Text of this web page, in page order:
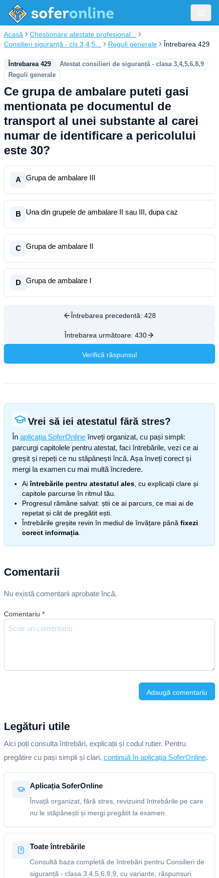
Acasă
Chestionare atestate profesional...
Consilieri siguranță - cls 3,4,5...
Reguli generale Întrebarea 429
Întrebarea 429
Atestat consilieri de siguranță - clasa 3,4,5,6,8,9
Reguli generale
Ce grupa de ambalare puteti gasi
mentionata pe documentul de
transport al unei substante al carei
numar de identificare a pericolului
este 30?
A Grupa de ambalare III
B Una din grupele de ambalare II sau III, dupa caz
C Grupa de ambalare II
D Grupa de ambalare I
Întrebarea precedentă: 428
Întrebarea următoare: 430
Verifică răspunsul
Vrei să iei atestatul fără stres?
În aplicația SoferOnline înveți organizat, cu pași simpli:
parcurgi capitolele pentru atestat, faci întrebările, vezi ce ai
greșit și repeți ce nu stăpânești încă. Așa înveți corect și
mergi la examen cu mai multă încredere.
Aiîntrebările pentru atestatul ales , cu explicații clare și
capitole parcurse în ritmul tău.
Progresul rămâne salvat: știi ce ai parcurs, ce mai ai de
repetat și cât de pregătit ești.
Întrebările greșite revin în mediul de învățare până fixezi
corect informația
Comentarii
Nu există comentarii aprobate încă.
Comentariu *
Adaugă comentariu
Legături utile
Aici poți consulta întrebări, explicații și codul rutier. Pentru
pregătire cu pași simpli și clari, continuă în aplicația SoferOnline.
Aplicația SoferOnline
Învață organizat, fără stres, revizuind întrebările pe care
nu le stăpânești și mergi pregătit la examen.
Toate întrebările
Consultă baza completă de întrebări pentru Consilieri de
siguranță - clasa 3,4,5,6,8,9, cu variante, răspunsuri